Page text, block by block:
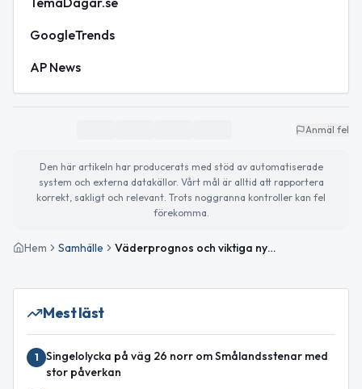
GoogleTrends
AP News
Anmäl fel
Den här artikeln har producerats med stöd av automatiserade
system och externa datakällor. Vårt mål är alltid att rapportera
korrekt, sakligt och relevant. Trots noggranna kontroller kan fel
förekomma.
Hem Samhälle Väderprognos och viktiga nyheter för Gislaved idag
Mest läst
1
Singelolycka på väg 26 norr om Smålandsstenar med
stor påverkan